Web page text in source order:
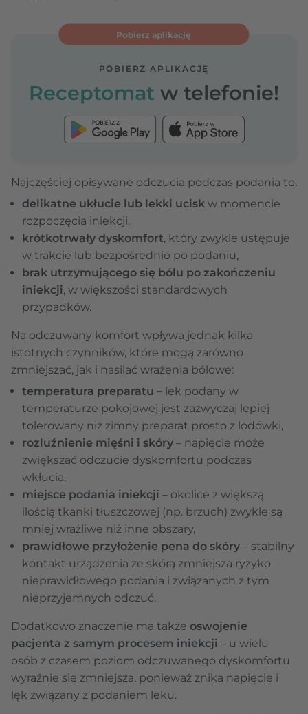
Pobierz aplikację
POBIERZ APLIKACJĘ
Receptomat w telefonie!
Najczęściej opisywane odczucia podczas podania to:
delikatne ukłucie lub lekki ucisk w momencie
rozpoczęcia iniekcji,
krótkotrwały dyskomfort, który zwykle ustępuje
w trakcie lub bezpośrednio po podaniu,
brak utrzymującego się bólu po zakończeniu
iniekcji, w większości standardowych
przypadków.
Na odczuwany komfort wpływa jednak kilka
istotnych czynników, które mogą zarówno
zmniejszać, jak i nasilać wrażenia bólowe:
temperatura preparatu – lek podany w
temperaturze pokojowej jest zazwyczaj lepiej
tolerowany niż zimny preparat prosto z lodówki,
rozluźnienie mięśni i skóry – napięcie może
zwiększać odczucie dyskomfortu podczas
wkłucia,
miejsce podania iniekcji – okolice z większą
ilością tkanki tłuszczowej (np. brzuch) zwykle są
mniej wrażliwe niż inne obszary,
prawidłowe przyłożenie pena do skóry – stabilny
kontakt urządzenia ze skórą zmniejsza ryzyko
nieprawidłowego podania i związanych z tym
nieprzyjemnych odczuć.
Dodatkowo znaczenie ma także oswojenie
pacjenta z samym procesem iniekcji – u wielu
osób z czasem poziom odczuwanego dyskomfortu
wyraźnie się zmniejsza, ponieważ znika napięcie i
lęk związany z podaniem leku.